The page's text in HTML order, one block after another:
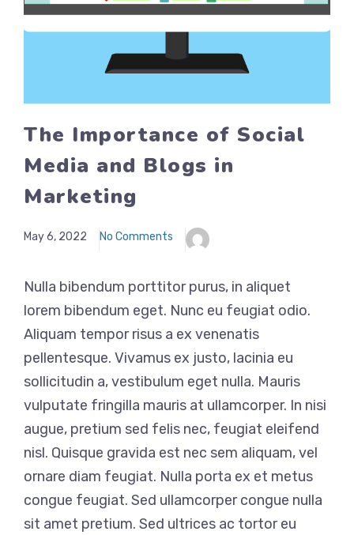
The Importance of Social
Media and Blogs in
Marketing
May 6, 2022 No Comments
Nulla bibendum porttitor purus, in aliquet
lorem bibendum eget. Nunc eu feugiat odio.
Aliquam tempor risus a ex venenatis
pellentesque. Vivamus ex justo, lacinia eu
sollicitudin a, vestibulum eget nulla. Mauris
vulputate fringilla mauris at ullamcorper. In nisi
augue, pretium sed felis nec, feugiat eleifend
nisl. Quisque gravida est nec sem aliquam, vel
ornare diam feugiat. Nulla porta ex et metus
congue feugiat. Sed ullamcorper congue nulla
sit amet pretium. Sed ultrices ac tortor eu